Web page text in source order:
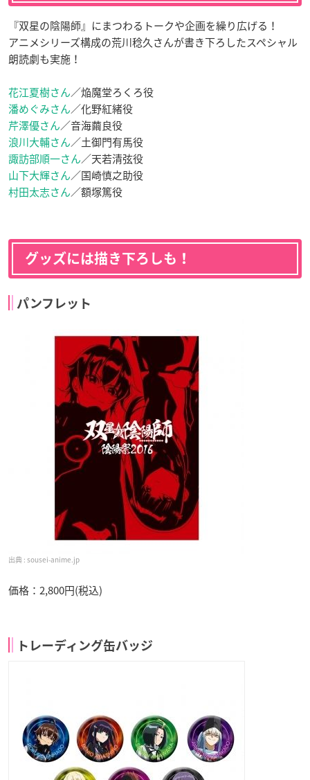
『双星の陰陽師』にまつわるトークや企画を繰り広げる！
アニメシリーズ構成の荒川稔久さんが書き下ろしたスペシャル
朗読劇も実施！
花江夏樹さん／焔魔堂ろくろ役
潘めぐみさん／化野紅緒役
芹澤優さん／音海繭良役
浪川大輔さん／土御門有馬役
諏訪部順一さん／天若清弦役
山下大輝さん／国崎慎之助役
村田太志さん／額塚篤役
グッズには描き下ろしも！
パンフレット
sousei-anime.jp
価格：2,800円(税込)
トレーディング缶バッジ